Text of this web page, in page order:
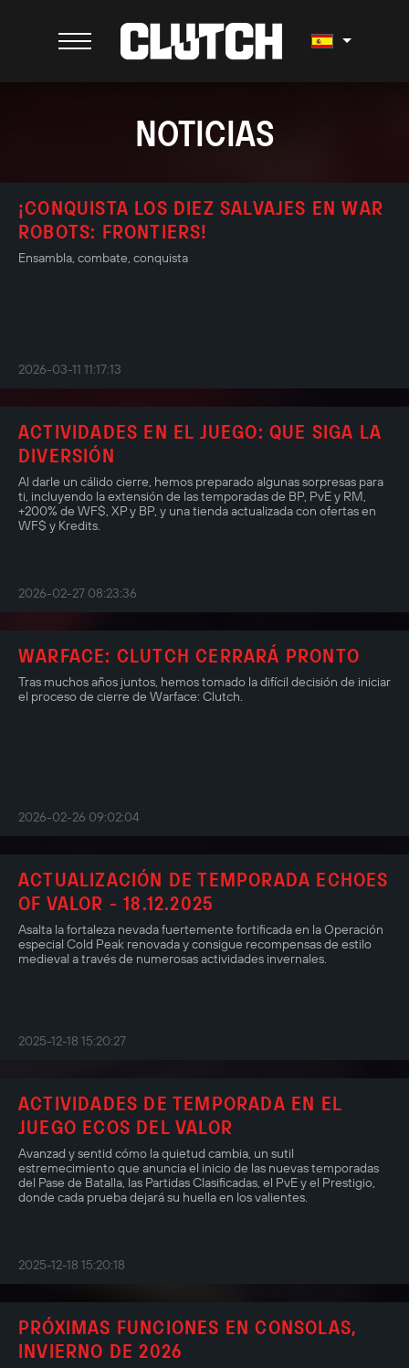
NOTICIAS
¡CONQUISTA LOS DIEZ SALVAJES EN WAR
ROBOTS: FRONTIERS!
Ensambla, combate, conquista
2026-03-11 11:17:13
ACTIVIDADES EN EL JUEGO: QUE SIGA LA
DIVERSIÓN
Al darle un cálido cierre, hemos preparado algunas sorpresas para
ti, incluyendo la extensión de las temporadas de BP, PvE y RM,
+200% de WF$, XP y BP, y una tienda actualizada con ofertas en
WF$ y Kredits.
2026-02-27 08:23:36
WARFACE: CLUTCH CERRARÁ PRONTO
Tras muchos años juntos, hemos tomado la difícil decisión de iniciar
el proceso de cierre de Warface: Clutch.
2026-02-26 09:02:04
ACTUALIZACIÓN DE TEMPORADA ECHOES
OF VALOR - 18.12.2025
Asalta la fortaleza nevada fuertemente fortificada en la Operación
especial Cold Peak renovada y consigue recompensas de estilo
medieval a través de numerosas actividades invernales.
2025-12-18 15:20:27
ACTIVIDADES DE TEMPORADA EN EL
JUEGO ECOS DEL VALOR
Avanzad y sentid cómo la quietud cambia, un sutil
estremecimiento que anuncia el inicio de las nuevas temporadas
del Pase de Batalla, las Partidas Clasificadas, el PvE y el Prestigio,
donde cada prueba dejará su huella en los valientes.
2025-12-18 15:20:18
PRÓXIMAS FUNCIONES EN CONSOLAS,
INVIERNO DE 2026